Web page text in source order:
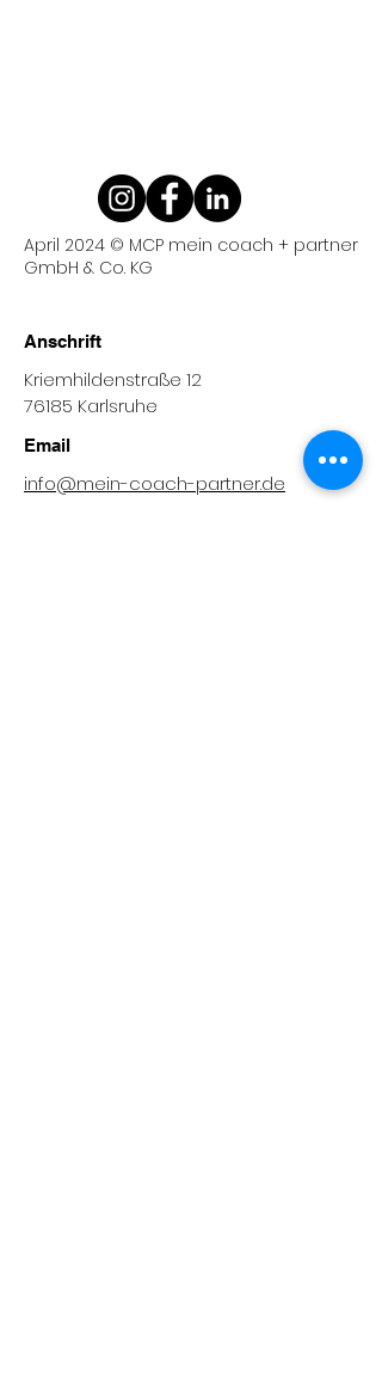
April 2024 © MCP mein coach + partner
GmbH & Co. KG
Anschrift
Kriemhildenstraße 12
76185 Karlsruhe
Email
info@mein-coach-partner.de